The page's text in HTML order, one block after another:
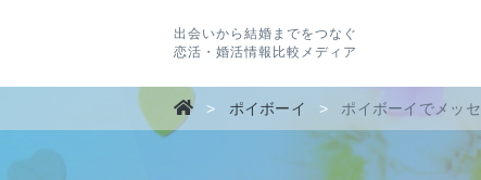
出会いから結婚までをつなぐ
恋活・婚活情報比較メディア
> ポイボーイ > ポイボーイでメッ